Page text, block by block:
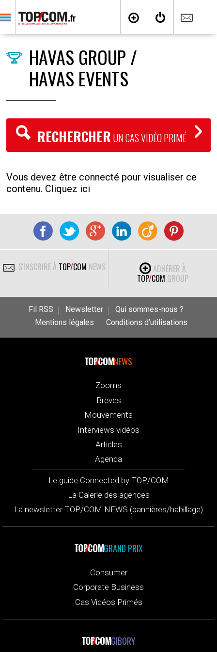
HAVAS GROUP /
HAVAS EVENTS
RECHERCHER UN CAS VIDÉO PRIMÉ
Vous devez être connecté pour visualiser ce
contenu. Cliquez ici
S'INSCRIRE À TOP/COM NEWS
ADHÉRER À
TOP/COM GROUP
Fil RSS Newsletter
Qui sommes-nous ?
Mentions légales
Conditions d’utilisations
NEWS
Zooms
Brèves
Mouvements
Interviews vidéos
Articles
Agenda
Le guide Connected by TOP/COM
La Galerie des agences
La newsletter TOP/COM NEWS (bannières/habillage)
GRAND PRIX
Consumer
Corporate Business
Cas Vidéos Primés
GIBORY